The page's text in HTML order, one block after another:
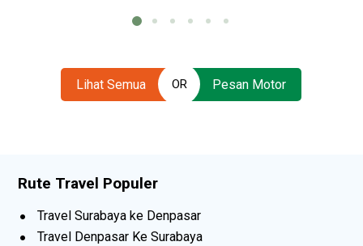
Lihat Semua OR Pesan Motor
Rute Travel Populer
Travel Surabaya ke Denpasar
Travel Denpasar Ke Surabaya